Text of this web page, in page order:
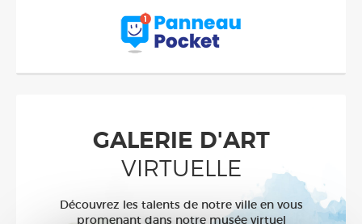
GALERIE D'ART
VIRTUELLE
Découvrez les talents de notre ville en vous
promenant dans notre musée virtuel